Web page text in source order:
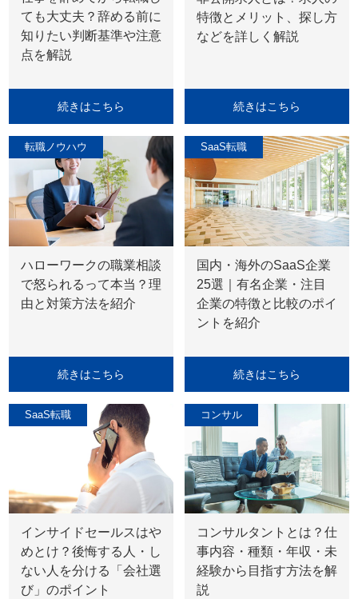
ても大丈夫？辞める前に
知りたい判断基準や注意
点を解説
続きはこちら
特徴とメリット、探し方
などを詳しく解説
続きはこちら
転職ノウハウ
ハローワークの職業相談
で怒られるって本当？理
由と対策方法を紹介
続きはこちら
SaaS転職
国内・海外のSaaS企業
25選｜有名企業・注目
企業の特徴と比較のポイ
ントを紹介
続きはこちら
SaaS転職
インサイドセールスはや
めとけ？後悔する人・し
ない人を分ける「会社選
び」のポイント
コンサル
コンサルタントとは？仕
事内容・種類・年収・未
経験から目指す方法を解
説